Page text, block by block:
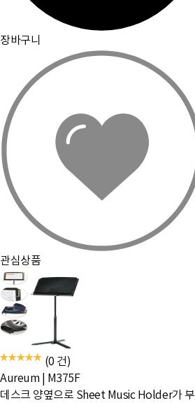
장바구니
관심상품
(0 건)
Aureum
M375F
데스크 양옆으로 Sheet Music Holder가 부